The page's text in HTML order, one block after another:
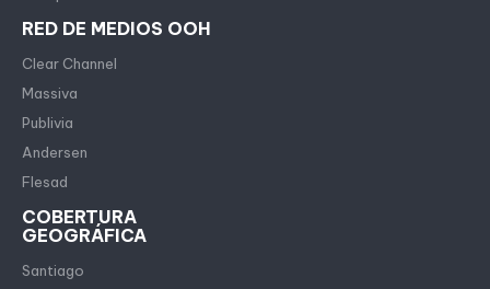
RED DE MEDIOS OOH
Clear Channel
Massiva
Publivia
Andersen
Flesad
COBERTURA
GEOGRÁFICA
Santiago